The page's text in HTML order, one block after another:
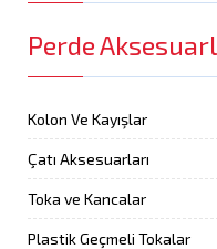
Perde
Kolon Ve Kayışlar
Çatı Aksesuarları
Toka ve Kancalar
Plastik Geçmeli Tokalar